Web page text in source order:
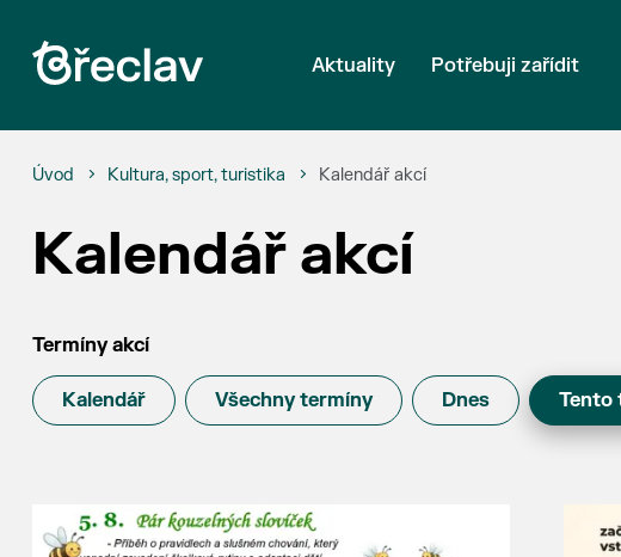
Aktuality Potřebuji zařídit
Úvod Kultura, sport, turistika Kalendář akcí
Kalendář akcí
Termíny akcí
Kalendář Všechny termíny Dnes Tento